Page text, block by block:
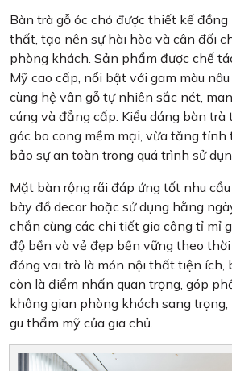
Bàn trà gỗ óc chó được thiết kế
thất, tạo nên sự hài hòa và cân đối
phòng khách. Sản phẩm được chế
Mỹ cao cấp, nổi bật với gam màu
cùng hệ vân gỗ tự nhiên sắc nét,
cúng và đẳng cấp. Kiểu dáng bàn
góc bo cong mềm mại, vừa tăng
bảo sự an toàn trong quá trình sử
Mặt bàn rộng rãi đáp ứng tốt nhu
bày đồ decor hoặc sử dụng hằng
chắn cùng các chi tiết gia công tỉ mỉ
độ bền và vẻ đẹp bền vững theo
đóng vai trò là món nội thất tiện ích,
còn là điểm nhấn quan trọng, góp
không gian phòng khách sang
gu thẩm mỹ của gia chủ.